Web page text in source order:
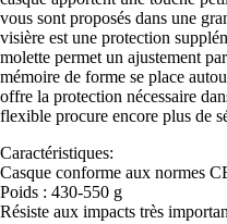
vous sont proposés dans une
visière est une protection
molette permet un ajustement
mémoire de forme se place
offre la protection nécessaire
flexible procure encore plus de
Caractéristiques:
Casque conforme aux normes
Poids : 430-550 g
Résiste aux impacts très